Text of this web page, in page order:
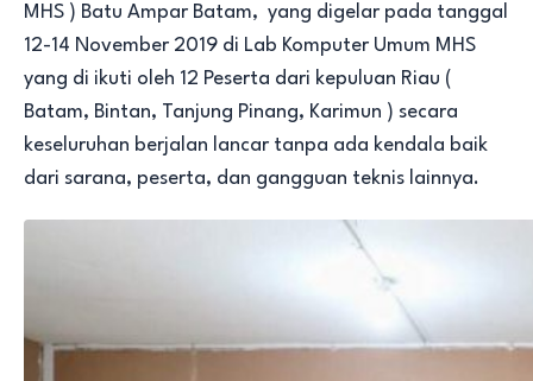
MHS ) Batu Ampar Batam, yang digelar pada tanggal
12-14 November 2019 di Lab Komputer Umum MHS
yang di ikuti oleh 12 Peserta dari kepuluan Riau (
Batam, Bintan, Tanjung Pinang, Karimun ) secara
keseluruhan berjalan lancar tanpa ada kendala baik
dari sarana, peserta, dan gangguan teknis lainnya.